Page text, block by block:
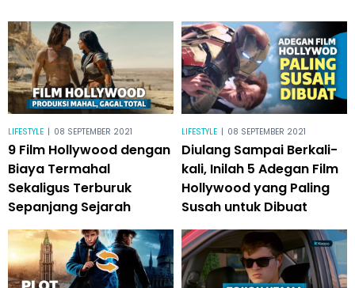
LIFESTYLE | 08 SEPTEMBER 2021
9 Film Hollywood dengan
Biaya Termahal
Sekaligus Terburuk
Sepanjang Sejarah
LIFESTYLE | 08 SEPTEMBER 2021
Diulang Sampai Berkali-
kali, Inilah 5 Adegan Film
Hollywood yang Paling
Susah untuk Dibuat